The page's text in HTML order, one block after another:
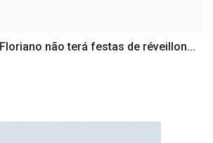
não terá festas de réveillon...